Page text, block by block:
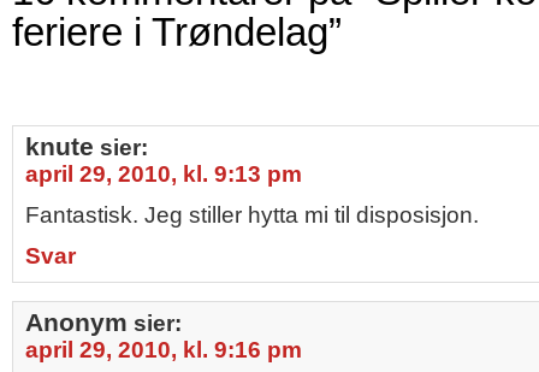
feriere i Trøndelag”
knute sier:
april 29, 2010, kl. 9:13 pm
Fantastisk. Jeg stiller hytta mi til disposisjon.
Svar
Anonym sier:
april 29, 2010, kl. 9:16 pm